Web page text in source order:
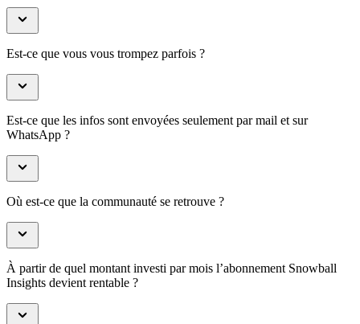
Est-ce que vous vous trompez parfois ?
Est-ce que les infos sont envoyées seulement par mail et sur
WhatsApp ?
Où est-ce que la communauté se retrouve ?
À partir de quel montant investi par mois l’abonnement Snowball
Insights devient rentable ?